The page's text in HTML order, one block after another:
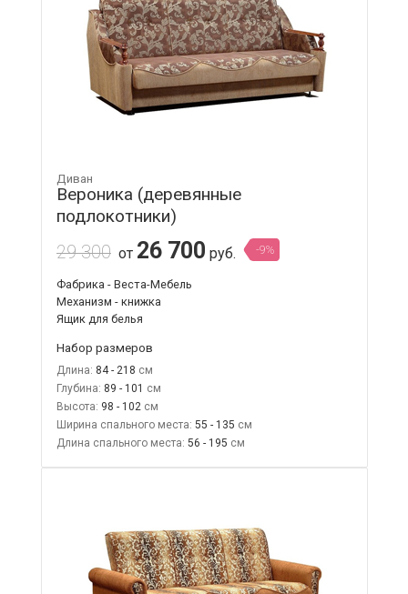
Диван
Вероника (деревянные
подлокотники)
29 300 от 26 700 руб. -9%
Фабрика - Веста-Мебель
Механизм - книжка
Ящик для белья
Набор размеров
Длина: 84 - 218
Глубина: 89 - 101
Высота: 98 - 102
Ширина спального места: 55 - 135
Длина спального места: 56 - 195